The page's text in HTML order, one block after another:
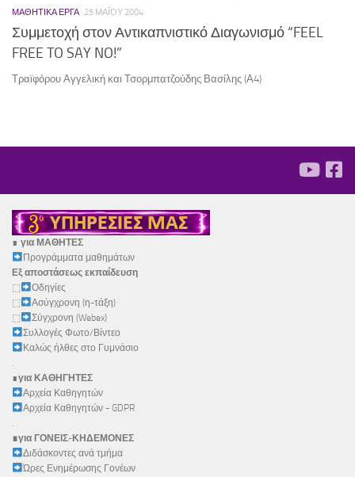
ΜΑΘΗΤΙΚΆ ΈΡΓΑ 25 ΜΑΪ́ΟΥ 2004
Συμμετοχή στον Αντικαπνιστικό Διαγωνισμό “FEEL
FREE TO SAY NO!”
Τραϊφόρου Αγγελική και Τσορμπατζούδης Βασίλης (Α4)
∎ για ΜΑΘΗΤΕΣ
Προγράμματα μαθημάτων
Εξ αποστάσεως εκπαίδευση
⬚
Οδηγίες
⬚
Ασύγχρονη (η-τάξη)
⬚
Σύγχρονη (Webex)
Συλλογές Φωτο/Βίντεο
Καλώς ήλθες στο Γυμνάσιο
.
∎για ΚΑΘΗΓΗΤΕΣ
Αρχεία Καθηγητών
Αρχεία Καθηγητών - GDPR
.
∎για ΓΟΝΕΙΣ-ΚΗΔΕΜΟΝΕΣ
Διδάσκοντες ανά τμήμα
Ώρες Ενημέρωσης Γονέων